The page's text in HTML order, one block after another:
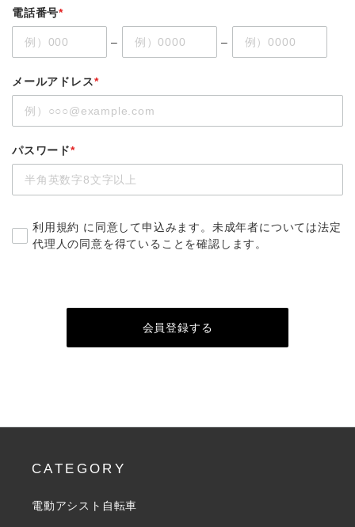
電話番号*
– –
メールアドレス*
パスワード*
利用規約 に同意して申込みます。未成年者については法定
代理人の同意を得ていることを確認します。
CATEGORY
電動アシスト自転車